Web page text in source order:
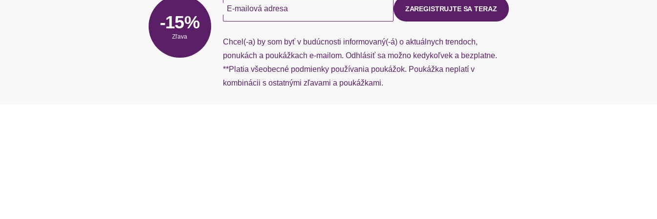
-15%
Zľava
E-mailová adresa ZAREGISTRUJTE SA TERAZ
Chcel(-a) by som byť v budúcnosti informovaný(-á) o aktuálnych trendoch,
ponukách a poukážkach e-mailom. Odhlásiť sa možno kedykoľvek a bezplatne.
**Platia všeobecné podmienky používania poukážok. Poukážka neplatí v
kombinácii s ostatnými zľavami a poukážkami.